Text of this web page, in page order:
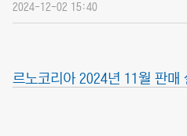
2024-12-02 15:40
르노코리아 2024년 11월 판매